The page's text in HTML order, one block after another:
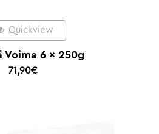
Quickview
Voima 6 x 250g
71,90€